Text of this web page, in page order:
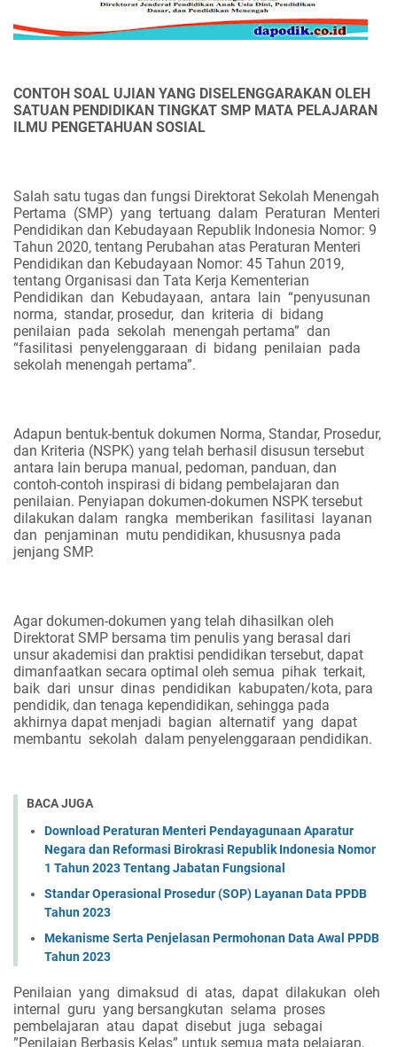
CONTOH SOAL UJIAN YANG DISELENGGARAKAN OLEH
SATUAN PENDIDIKAN TINGKAT SMP MATA PELAJARAN
ILMU PENGETAHUAN SOSIAL
Salah satu tugas dan fungsi Direktorat Sekolah Menengah
Pertama (SMP) yang tertuang dalam Peraturan Menteri
Pendidikan dan Kebudayaan Republik Indonesia Nomor: 9
Tahun 2020, tentang Perubahan atas Peraturan Menteri
Pendidikan dan Kebudayaan Nomor: 45 Tahun 2019,
tentang Organisasi dan Tata Kerja Kementerian
Pendidikan dan Kebudayaan, antara lain “penyusunan
norma, standar, prosedur, dan kriteria di bidang
penilaian pada sekolah menengah pertama” dan
“fasilitasi penyelenggaraan di bidang penilaian pada
sekolah menengah pertama”.
Adapun bentuk-bentuk dokumen Norma, Standar, Prosedur,
dan Kriteria (NSPK) yang telah berhasil disusun tersebut
antara lain berupa manual, pedoman, panduan, dan
contoh-contoh inspirasi di bidang pembelajaran dan
penilaian. Penyiapan dokumen-dokumen NSPK tersebut
dilakukan dalam rangka memberikan fasilitasi layanan
dan penjaminan mutu pendidikan, khususnya pada
jenjang SMP.
Agar dokumen-dokumen yang telah dihasilkan oleh
Direktorat SMP bersama tim penulis yang berasal dari
unsur akademisi dan praktisi pendidikan tersebut, dapat
dimanfaatkan secara optimal oleh semua pihak terkait,
baik dari unsur dinas pendidikan kabupaten/kota, para
pendidik, dan tenaga kependidikan, sehingga pada
akhirnya dapat menjadi bagian alternatif yang dapat
membantu sekolah dalam penyelenggaraan pendidikan.
BACA JUGA
Download Peraturan Menteri Pendayagunaan Aparatur
Negara dan Reformasi Birokrasi Republik Indonesia Nomor
1 Tahun 2023 Tentang Jabatan Fungsional
Standar Operasional Prosedur (SOP) Layanan Data PPDB
Tahun 2023
Mekanisme Serta Penjelasan Permohonan Data Awal PPDB
Tahun 2023
Penilaian yang dimaksud di atas, dapat dilakukan oleh
internal guru yang bersangkutan selama proses
pembelajaran atau dapat disebut juga sebagai
”Penilaian Berbasis Kelas” untuk semua mata pelajaran,